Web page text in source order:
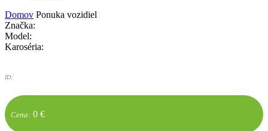
Domov Ponuka vozidiel
Značka:
Model:
Karoséria:
ID:
Cena: 0 €